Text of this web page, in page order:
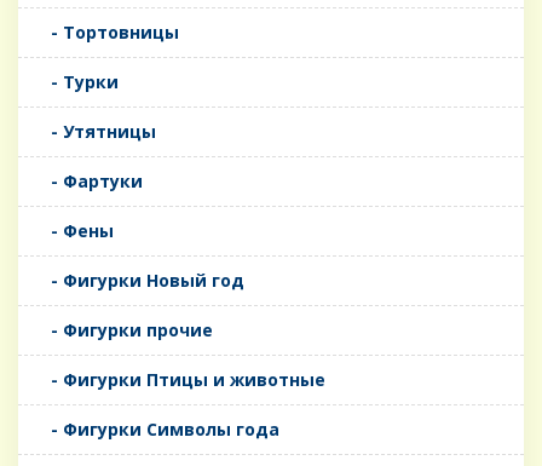
- Тортовницы
- Турки
- Утятницы
- Фартуки
- Фены
- Фигурки Новый год
- Фигурки прочие
- Фигурки Птицы и животные
- Фигурки Символы года